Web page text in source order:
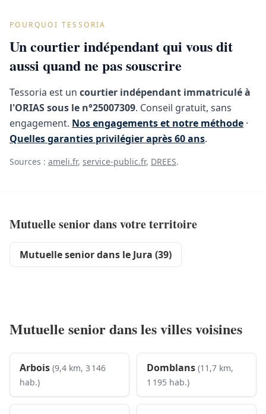
POURQUOI TESSORIA
Un courtier indépendant qui vous dit
aussi quand ne pas souscrire
Tessoria est un courtier indépendant immatriculé à
l'ORIAS sous le n°25007309. Conseil gratuit, sans
engagement. Nos engagements et notre méthode ·
Quelles garanties privilégier après 60 ans.
Sources : ameli.fr, service-public.fr, DREES.
Mutuelle senior dans votre territoire
Mutuelle senior dans le Jura (39)
Mutuelle senior dans les villes voisines
Arbois (9,4 km, 3 146
hab.)
Domblans (11,7 km,
1 195 hab.)